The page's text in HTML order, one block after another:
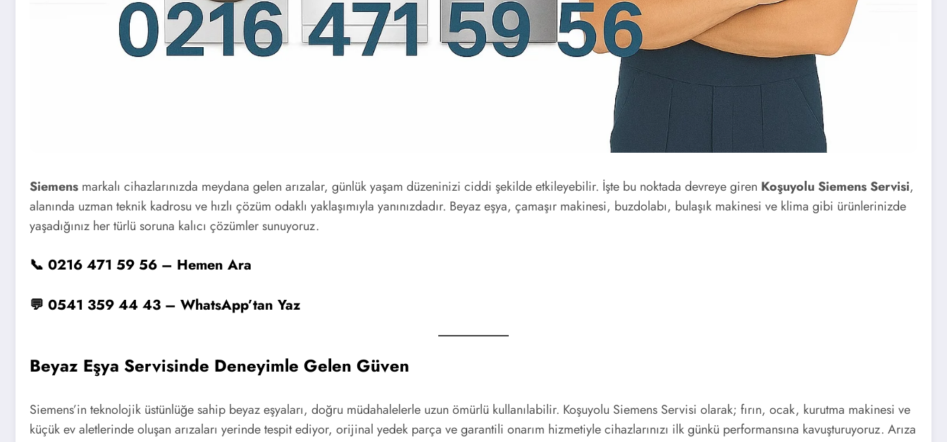
Siemens markalı cihazlarınızda meydana gelen arızalar, günlük yaşam düzeninizi ciddi şekilde etkileyebilir. İşte bu noktada devreye giren Koşuyolu Siemens Servisi,
alanında uzman teknik kadrosu ve hızlı çözüm odaklı yaklaşımıyla yanınızdadır. Beyaz eşya, çamaşır makinesi, buzdolabı, bulaşık makinesi ve klima gibi ürünlerinizde
yaşadığınız her türlü soruna kalıcı çözümler sunuyoruz.
📞 0216 471 59 56 – Hemen Ara
💬 0541 359 44 43 – WhatsApp’tan Yaz
Beyaz Eşya Servisinde Deneyimle Gelen Güven
Siemens’in teknolojik üstünlüğe sahip beyaz eşyaları, doğru müdahalelerle uzun ömürlü kullanılabilir. Koşuyolu Siemens Servisi olarak; fırın, ocak, kurutma makinesi ve
küçük ev aletlerinde oluşan arızaları yerinde tespit ediyor, orijinal yedek parça ve garantili onarım hizmetiyle cihazlarınızı ilk günkü performansına kavuşturuyoruz. Arıza